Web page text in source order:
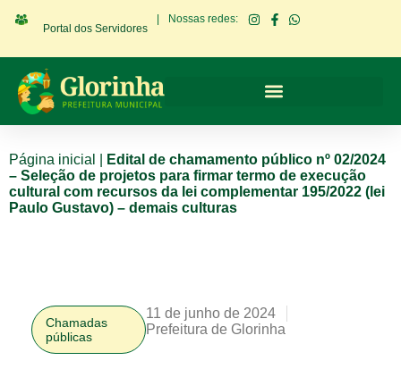
Portal dos Servidores
Nossas redes:
Página inicial
Edital de chamamento público nº 02/2024
– Seleção de projetos para firmar termo de execução
cultural com recursos da lei complementar 195/2022 (lei
Paulo Gustavo) – demais culturas
Chamadas
públicas
11 de junho de 2024
Prefeitura de Glorinha